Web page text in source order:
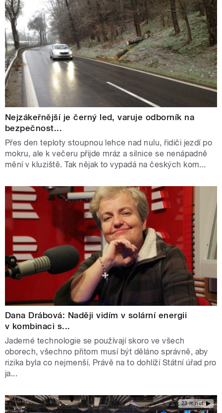
Nejzákeřnější je černý led, varuje odborník na
bezpečnost...
Přes den teploty stoupnou lehce nad nulu, řidiči jezdí po
mokru, ale k večeru přijde mráz a silnice se nenápadně
mění v kluziště. Tak nějak to vypadá na českých kom...
Dana Drábová: Naději vidím v solární energii
v kombinaci s...
Jaderné technologie se používají skoro ve všech
oborech, všechno přitom musí být děláno správně, aby
rizika byla co nejmenší. Právě na to dohlíží Státní úřad pro
ja...
23 minut